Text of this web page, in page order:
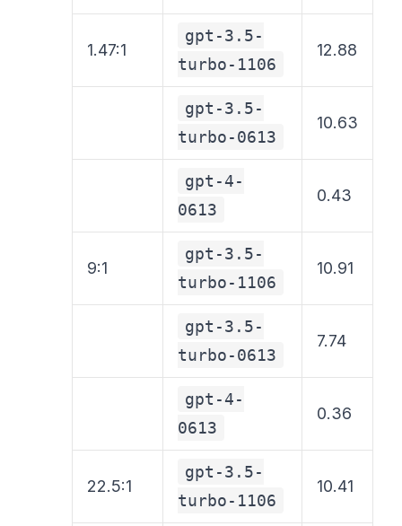
1.47:1
gpt-3.5-
turbo-1106
12.88
gpt-3.5-
turbo-0613
10.63
gpt-4-
0613
0.43
9:1
gpt-3.5-
turbo-1106
10.91
gpt-3.5-
turbo-0613
7.74
gpt-4-
0613
0.36
22.5:1
gpt-3.5-
turbo-1106
10.41